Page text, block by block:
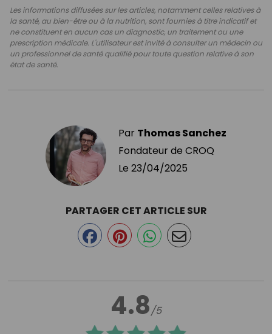
Les informations diffusées sur les articles, notamment celles relatives à
la santé, au bien-être ou à la nutrition, sont fournies à titre indicatif et
ne constituent en aucun cas un diagnostic, un traitement ou une
prescription médicale. L'utilisateur est invité à consulter un médecin ou
un professionnel de santé qualifié pour toute question relative à son
état de santé.
Par Thomas Sanchez
Fondateur de CROQ
Le 23/04/2025
4.8/5
PARTAGER CET ARTICLE SUR